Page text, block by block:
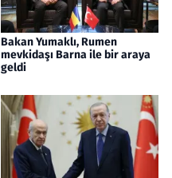
Bakan Yumaklı, Rumen
mevkidaşı Barna ile bir araya
geldi